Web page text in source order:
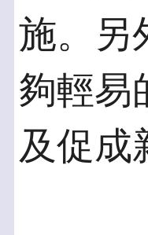
施。另
夠輕易
及促成